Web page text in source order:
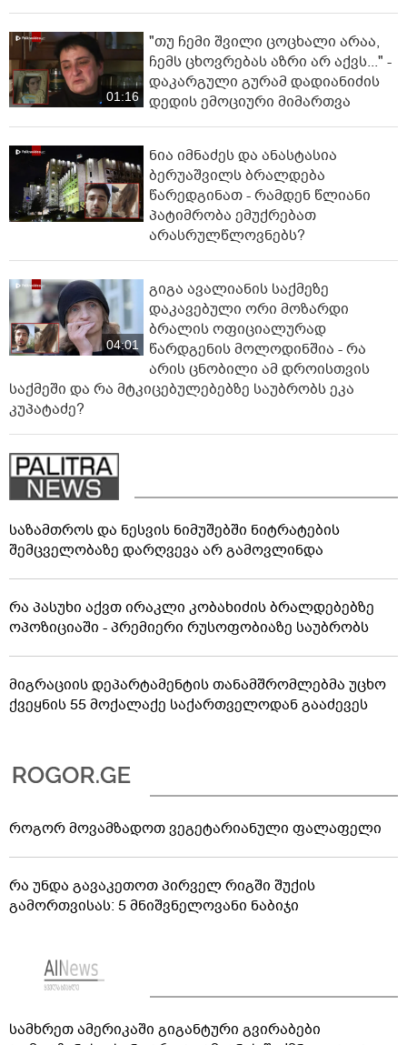
01:16
"თუ ჩემი შვილი ცოცხალი არაა,
ჩემს ცხოვრებას აზრი არ აქვს..." -
დაკარგული გურამ დადიანიძის
დედის ემოციური მიმართვა
ნია იმნაძეს და ანასტასია
ბერუაშვილს ბრალდება
წარედგინათ - რამდენ წლიანი
პატიმრობა ემუქრებათ
არასრულწლოვნებს?
04:01
გიგა ავალიანის საქმეზე
დაკავებული ორი მოზარდი
ბრალის ოფიციალურად
წარდგენის მოლოდინშია - რა
არის ცნობილი ამ დროისთვის
საქმეში და რა მტკიცებულებებზე საუბრობს ეკა
კუპატაძე?
საზამთროს და ნესვის ნიმუშებში ნიტრატების
შემცველობაზე დარღვევა არ გამოვლინდა
რა პასუხი აქვთ ირაკლი კობახიძის ბრალდებებზე
ოპოზიციაში - პრემიერი რუსოფობიაზე საუბრობს
მიგრაციის დეპარტამენტის თანამშრომლებმა უცხო
ქვეყნის 55 მოქალაქე საქართველოდან გააძევეს
როგორ მოვამზადოთ ვეგეტარიანული ფალაფელი
რა უნდა გავაკეთოთ პირველ რიგში შუქის
გამორთვისას: 5 მნიშვნელოვანი ნაბიჯი
სამხრეთ ამერიკაში გიგანტური გვირაბები